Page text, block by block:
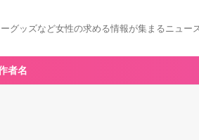
グッズなど女性の求める情報が集まるニュー
者名